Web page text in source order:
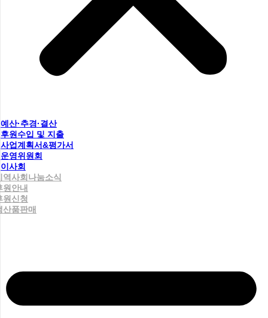
예산·추경·결산
후원수입 및 지출
사업계획서&평가서
운영위원회
이사회
역사회나눔소식
원안내
원신청
산품판매